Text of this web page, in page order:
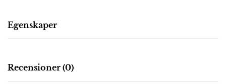
Beskrivning
Fargo plankbord 280 E är ett matbord du kan skapa
i flera olika ytbehandlingar eller vacker amerikansk
Egenskaper
Fornestas
110,
valnöt,
Recensioner (0)